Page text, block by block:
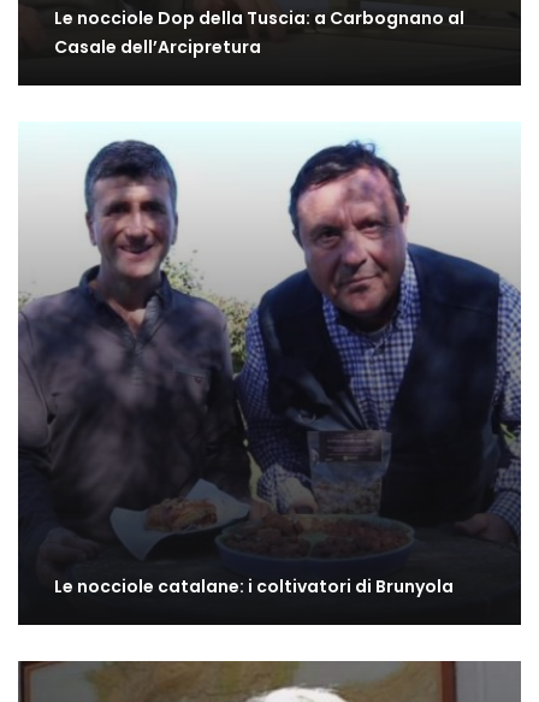
Le nocciole Dop della Tuscia: a Carbognano al
Casale dell’Arcipretura
Le nocciole catalane: i coltivatori di Brunyola